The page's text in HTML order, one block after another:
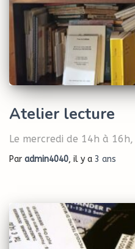
Atelier lecture
Le mercredi de 14h à
Par admin4040, il y a 3 ans